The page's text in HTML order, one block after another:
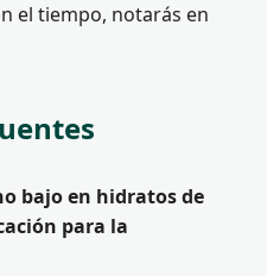
el tiempo, notarás en
bajo en hidratos de
para la